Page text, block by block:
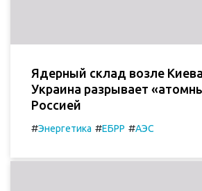
Ядерный склад возле
Украина разрывает
Россией
#Энергетика #ЕБРР #АЭС